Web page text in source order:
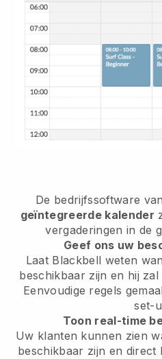
De bedrijfssoftware van
geïntegreerde kalender
vergaderingen in de
Geef ons uw
Laat Blackbell weten
beschikbaar zijn en hij
Eenvoudige regels
set-
Toon real-time
Uw klanten kunnen zien
beschikbaar zijn en direct